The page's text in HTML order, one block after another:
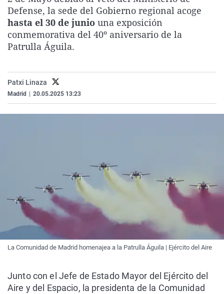
La rosa de los vientos
Gente viajera
Caso
Retornados
Extremadura
Galicia
Virales
Televisión
Defense, la sede del Gobierno regional acoge
hasta el 30 de junio una exposición
conmemorativa del 40º aniversario de la
Patrulla Águila.
Patxi Linaza
Madrid 20.05.2025 13:23
La Comunidad de Madrid homenajea a la Patrulla Águila | Ejército del Aire
Junto con el Jefe de Estado Mayor del Ejército del
Aire y del Espacio, la presidenta de la Comunidad